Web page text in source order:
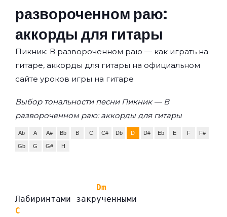
развороченном раю:
аккорды для гитары
Пикник: В развороченном раю — как играть на
гитаре, аккорды для гитары на официальном
сайте уроков игры на гитаре
Выбор тональности песни Пикник — В
развороченном раю: аккорды для гитары
Ab A A# Bb B C C# Db D D# Eb E F F#
Gb G G# H
Dm
Лабиринтами закрученными
C